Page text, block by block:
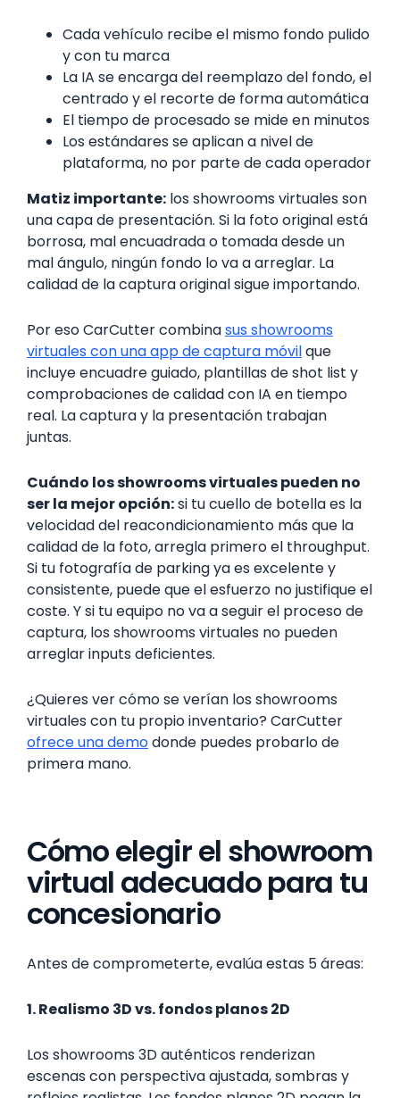
Cada vehículo recibe el mismo fondo pulido
y con tu marca
La IA se encarga del reemplazo del fondo, el
centrado y el recorte de forma automática
El tiempo de procesado se mide en minutos
Los estándares se aplican a nivel de
plataforma, no por parte de cada operador
Matiz importante: los showrooms virtuales son
una capa de presentación. Si la foto original está
borrosa, mal encuadrada o tomada desde un
mal ángulo, ningún fondo lo va a arreglar. La
calidad de la captura original sigue importando.
Por eso CarCutter combinasus showrooms
virtuales con una app de captura móvilque
incluye encuadre guiado, plantillas de shot list y
comprobaciones de calidad con IA en tiempo
real. La captura y la presentación trabajan
juntas.
Cuándo los showrooms virtuales pueden no
ser la mejor opción:si tu cuello de botella es la
velocidad del reacondicionamiento más que la
calidad de la foto, arregla primero el throughput.
Si tu fotografía de parking ya es excelente y
consistente, puede que el esfuerzo no justifique el
coste. Y si tu equipo no va a seguir el proceso de
captura, los showrooms virtuales no pueden
arreglar inputs deficientes.
¿Quieres ver cómo se verían los showrooms
virtuales con tu propio inventario? CarCutter
ofrece una demodonde puedes probarlo de
primera mano.
Cómo elegir el showroom
virtual adecuado para tu
concesionario
Antes de comprometerte, evalúa estas 5 áreas:
1. Realismo 3D vs. fondos planos 2D
Los showrooms 3D auténticos renderizan
escenas con perspectiva ajustada, sombras y